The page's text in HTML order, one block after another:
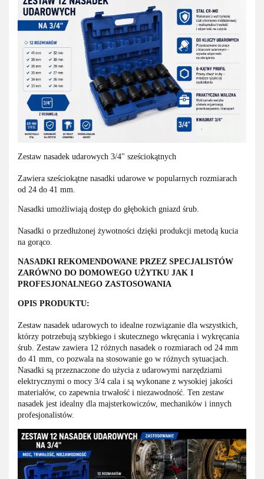
Zestaw nasadek udarowych 3/4" sześciokątnych
Zawiera sześciokątne nasadki udarowe w popularnych rozmiarach
od 24 do 41 mm.
Nasadki umożliwiają dostęp do głębokich gniazd śrub.
Nasadki o przedłużonej żywotności dzięki produkcji metodą kucia
na gorąco.
NASADKI REKOMENDOWANE PRZEZ SPECJALISTÓW
ZARÓWNO DO DOMOWEGO UŻYTKU JAK I
PROFESJONALNEGO ZASTOSOWANIA
OPIS PRODUKTU:
Zestaw nasadek udarowych to idealne rozwiązanie dla wszystkich,
którzy potrzebują szybkiego i skutecznego wkręcania i wykręcania
śrub. Zestaw zawiera 12 różnych nasadek o rozmiarach od 24 mm
do 41 mm, co pozwala na stosowanie go w różnych sytuacjach.
Nasadki są przeznaczone do użycia z udarowymi narzędziami
elektrycznymi o mocy 3/4 cala i są wykonane z wysokiej jakości
materiałów, co zapewnia trwałość i niezawodność. Ten zestaw
nasadek jest idealny dla majsterkowiczów, mechaników i innych
profesjonalistów.